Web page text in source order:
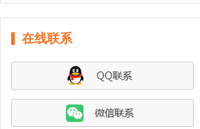
在线联系